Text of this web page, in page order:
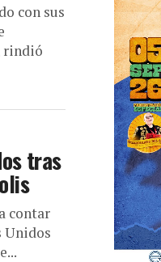
con sus
rindió
tras
contar
Unidos